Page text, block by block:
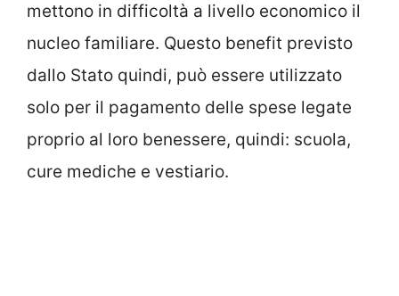
mettono in difficoltà a livello economico il
nucleo familiare. Questo benefit previsto
dallo Stato quindi, può essere utilizzato
solo per il pagamento delle spese legate
proprio al loro benessere, quindi: scuola,
cure mediche e vestiario.